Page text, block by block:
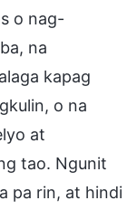
o nag-
na
kapag
o na
at
tao. Ngunit
pa rin, at hindi